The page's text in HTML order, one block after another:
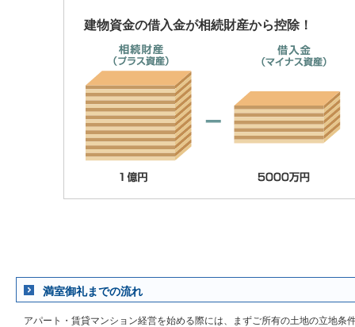
建物資金の借入金が相続財産から控除！
満室御礼までの流れ
アパート・賃貸マンション経営を始める際には、まずご所有の土地の立地条